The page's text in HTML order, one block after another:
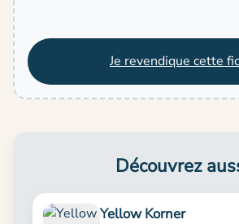
Je revendique cette
Découvrez
Yellow Korner